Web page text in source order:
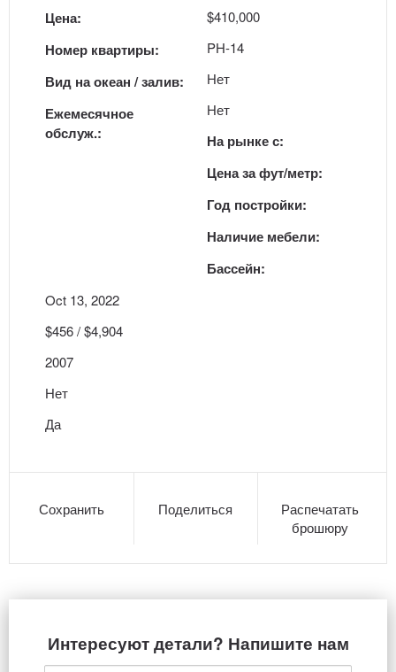
Цена:
Номер квартиры:
Вид на океан / залив:
Ежемесячное
обслуж.:
$410,000
PH-14
Нет
Нет
На рынке с:
Цена за фут/метр:
Год постройки:
Наличие мебели:
Бассейн:
Oct 13, 2022
$456 / $4,904
2007
Нет
Да
Сохранить Поделиться
Распечатать
брошюру
Интересуют детали? Напишите нам